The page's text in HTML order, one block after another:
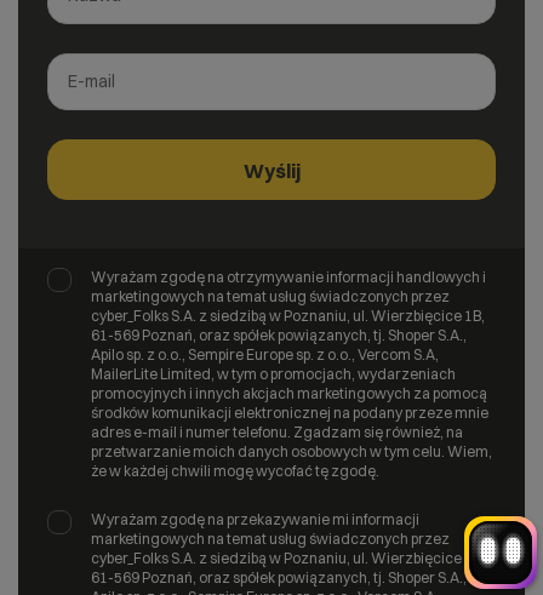
Wyrażam zgodę na otrzymywanie informacji handlowych i
marketingowych na temat usług świadczonych przez
cyber_Folks S.A. z siedzibą w Poznaniu, ul. Wierzbięcice 1B,
61-569 Poznań, oraz spółek powiązanych, tj. Shoper S.A.,
Apilo sp. z o.o., Sempire Europe sp. z o.o., Vercom S.A,
MailerLite Limited, w tym o promocjach, wydarzeniach
promocyjnych i innych akcjach marketingowych za pomocą
środków komunikacji elektronicznej na podany przeze mnie
adres e-mail i numer telefonu. Zgadzam się również, na
przetwarzanie moich danych osobowych w tym celu. Wiem,
że w każdej chwili mogę wycofać tę zgodę.
Wyrażam zgodę na przekazywanie mi informacji
marketingowych na temat usług świadczonych przez
cyber_Folks S.A. z siedzibą w Poznaniu, ul. Wierzbięcice 1B,
61-569 Poznań, oraz spółek powiązanych, tj. Shoper S.A.,
W czym mogę pomóc?
Kliknij kafelek albo napisz wiadomość
— znajdziemy rozwiązanie
Wybór hostingu Wybór domeny
Bazy danych Konfiguracja email
Optymalizacja wydajności +więcej